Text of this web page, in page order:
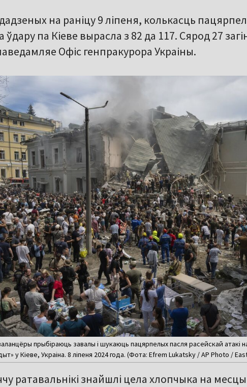
на раніцу 9 ліпеня, колькасць
ўдару па Кіеве вырасла з 82 да 117. Сярод 27
Офіс генпракурора Украіны.
валанцёры прыбіраюць завалы і шукаюць пацярпелых пасля расейскай атакі
у Кіеве, Украіна. 8 ліпеня 2024 года. (Фота: Efrem Lukatsky / AP Photo /
ратавальнікі знайшлі цела хлопчыка на